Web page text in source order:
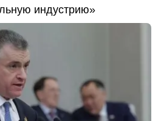
индустрию»